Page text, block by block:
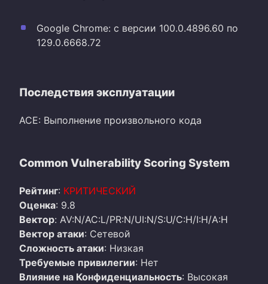
Google Chrome: с версии 100.0.4896.60 по
129.0.6668.72
Последствия эксплуатации
ACE: Выполнение произвольного кода
Common Vulnerability Scoring System
Рейтинг: КРИТИЧЕСКИЙ
Оценка: 9.8
Вектор: AV:N/AC:L/PR:N/UI:N/S:U/C:H/I:H/A:H
Вектор атаки: Сетевой
Сложность атаки: Низкая
Требуемые привилегии: Нет
Влияние на Конфиденциальность: Высокая